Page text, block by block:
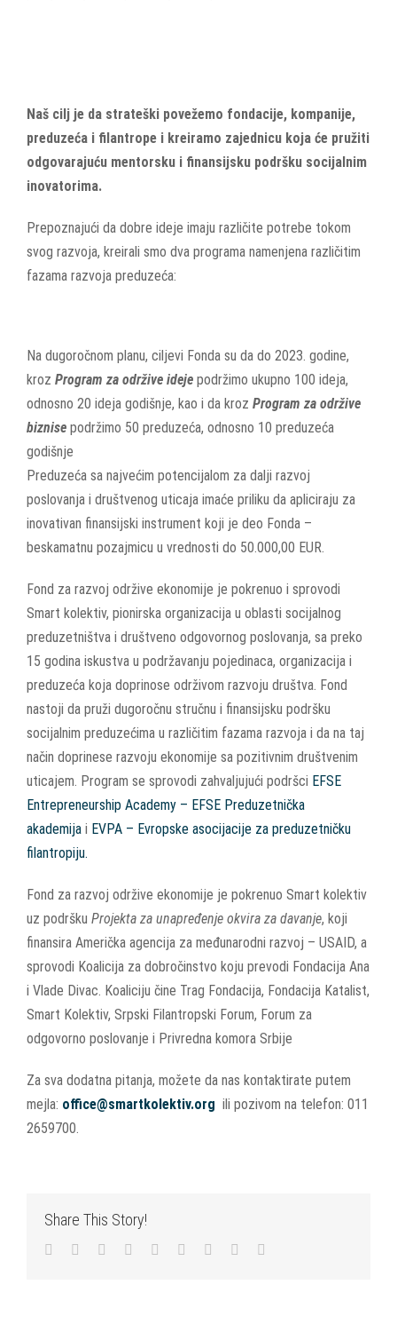
Naš cilj je da strateški povežemo fondacije, kompanije,
preduzeća i filantrope i kreiramo zajednicu koja će pružiti
odgovarajuću mentorsku i finansijsku podršku socijalnim
inovatorima.
Prepoznajući da dobre ideje imaju različite potrebe tokom
svog razvoja, kreirali smo dva programa namenjena različitim
fazama razvoja preduzeća:
Na dugoročnom planu, ciljevi Fonda su da do 2023. godine,
kroz Program za održive ideje podržimo ukupno 100 ideja,
odnosno 20 ideja godišnje, kao i da kroz Program za održive
biznise podržimo 50 preduzeća, odnosno 10 preduzeća
godišnje
Preduzeća sa najvećim potencijalom za dalji razvoj
poslovanja i društvenog uticaja imaće priliku da apliciraju za
inovativan finansijski instrument koji je deo Fonda –
beskamatnu pozajmicu u vrednosti do 50.000,00 EUR.
Fond za razvoj održive ekonomije je pokrenuo i sprovodi
Smart kolektiv, pionirska organizacija u oblasti socijalnog
preduzetništva i društveno odgovornog poslovanja, sa preko
15 godina iskustva u podržavanju pojedinaca, organizacija i
preduzeća koja doprinose održivom razvoju društva. Fond
nastoji da pruži dugoročnu stručnu i finansijsku podršku
socijalnim preduzećima u različitim fazama razvoja i da na taj
način doprinese razvoju ekonomije sa pozitivnim društvenim
uticajem. Program se sprovodi zahvaljujući podršci EFSE
Entrepreneurship Academy – EFSE Preduzetnička
akademija i EVPA – Evropske asocijacije za preduzetničku
filantropiju.
Fond za razvoj održive ekonomije je pokrenuo Smart kolektiv
uz podršku Projekta za unapređenje okvira za davanje, koji
finansira Američka agencija za međunarodni razvoj – USAID, a
sprovodi Koalicija za dobročinstvo koju prevodi Fondacija Ana
i Vlade Divac. Koaliciju čine Trag Fondacija, Fondacija Katalist,
Smart Kolektiv, Srpski Filantropski Forum, Forum za
odgovorno poslovanje i Privredna komora Srbije
Za sva dodatna pitanja, možete da nas kontaktirate putem
mejla: office@smartkolektiv.org ili pozivom na telefon: 011
2659700.
Share This Story!
Facebook
TwitterLinkedIn
Reddit WhatsApp
TumblrPinterest